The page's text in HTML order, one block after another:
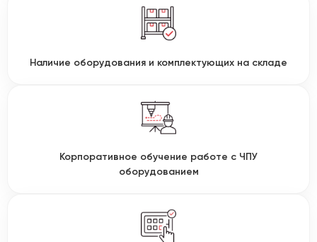
Наличие оборудования и комплектующих на складе
Корпоративное обучение работе с ЧПУ
оборудованием